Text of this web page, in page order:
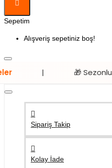
Sepetim
Alışveriş sepetiniz boş!
🎁 Sezonluk
Sipariş Takip
Kolay İade